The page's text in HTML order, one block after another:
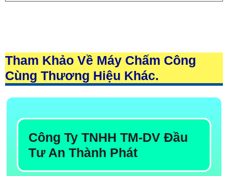
Tham Khảo Về Máy Chấm Công
Cùng Thương Hiệu Khác.
Công Ty TNHH TM-DV Đầu
Tư An Thành Phát